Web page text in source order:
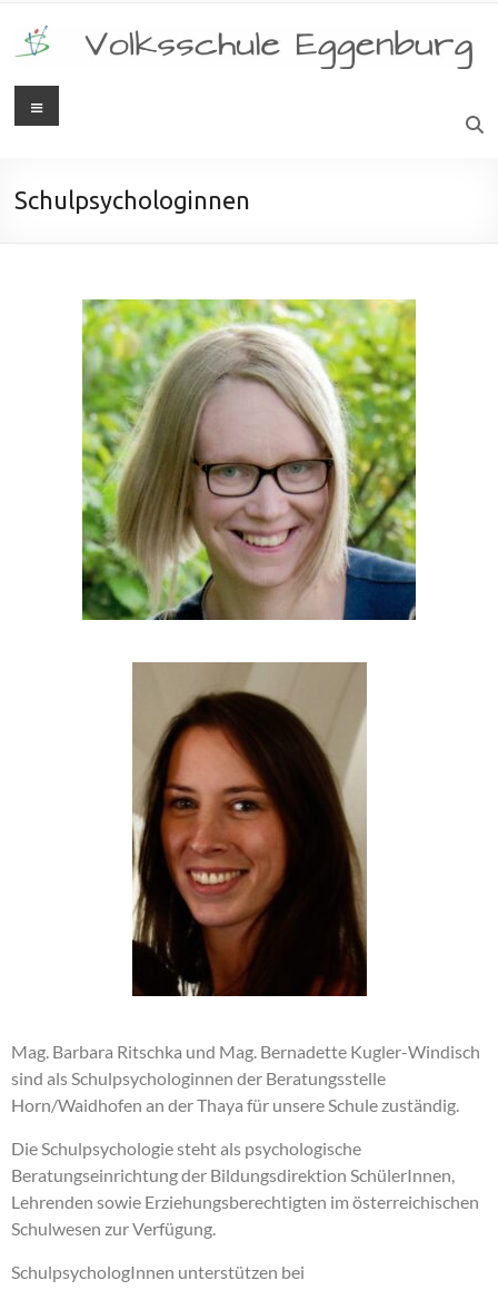
Schulpsychologinnen
Mag. Barbara Ritschka und Mag. Bernadette Kugler-Windisch
sind als Schulpsychologinnen der Beratungsstelle
Horn/Waidhofen an der Thaya für unsere Schule zuständig.
Die Schulpsychologie steht als psychologische
Beratungseinrichtung der Bildungsdirektion SchülerInnen,
Lehrenden sowie Erziehungsberechtigten im österreichischen
Schulwesen zur Verfügung.
SchulpsychologInnen unterstützen bei